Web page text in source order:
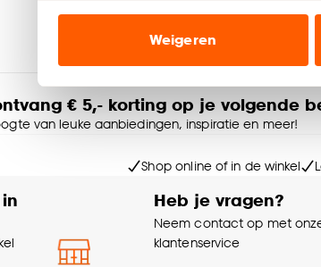
ook buiten de website voor
Klik op ‘Ja, alles toestaan’ om
noodzakelijke cookies te
accepteren door op ‘Cookies
Goed om te weten is dat je deze
Weigeren
€ 5,- korting op je volgende
van leuke aanbiedingen, inspiratie en meer!
Shop online of in de winkel
Heb je vragen?
Neem contact op met
klantenservice